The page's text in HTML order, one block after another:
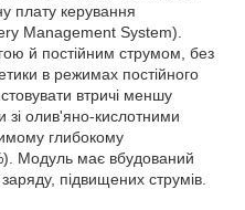
плату керування
Management System).
й постійним струмом, без
в режимах постійного
втричі меншу
зі олив'яно-кислотними
глибокому
Модуль має вбудований
підвищених струмів.